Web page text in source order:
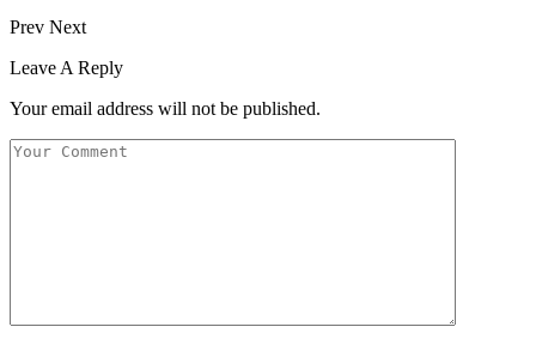
Prev Next
Leave A Reply
Your email address will not be published.